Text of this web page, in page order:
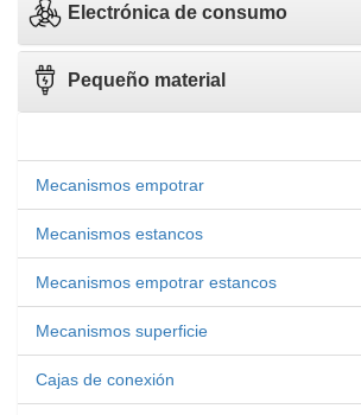
Electrónica de consumo
Pequeño material
Mecanismos empotrar
Mecanismos estancos
Mecanismos empotrar estancos
Mecanismos superficie
Cajas de conexión